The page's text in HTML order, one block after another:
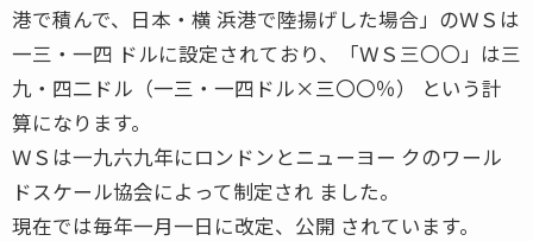
港で積んで、日本・横 浜港で陸揚げした場合」のＷＳは
一三・一四 ドルに設定されており、「ＷＳ三〇〇」は三
九・四二ドル（一三・一四ドル×三〇〇％） という計
算になります。
ＷＳは一九六九年にロンドンとニューヨー クのワール
ドスケール協会によって制定され ました。
現在では毎年一月一日に改定、公開 されています。